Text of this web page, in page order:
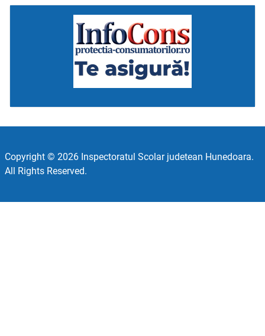
Copyright © 2026 Inspectoratul Scolar judetean Hunedoara.
All Rights Reserved.